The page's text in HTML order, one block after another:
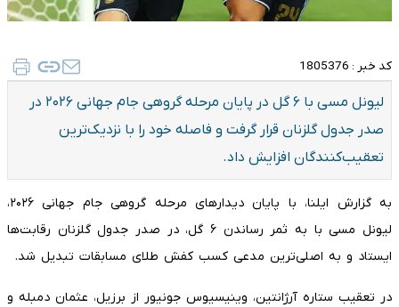
کد خبر : 1805376
لیونل مسی با ۶ گل در پایان مرحله گروهی جام جهانی ۲۰۲۶ در
صدر جدول گلزنان قرار گرفت و فاصله خود را با نزدیک‌ترین
تعقیب‌کنندگان افزایش داد.
به گزارش ایلنا، با پایان دیدارهای مرحله گروهی جام جهانی ۲۰۲۶،
لیونل مسی با به ثمر رساندن ۶ گل، در صدر جدول گلزنان رقابت‌ها
ایستاد و به اصلی‌ترین مدعی کسب کفش طلای مسابقات تبدیل شد.
در تعقیب ستاره آرژانتین، وینیسیوس جونیور از برزیل، عثمان دمبله و